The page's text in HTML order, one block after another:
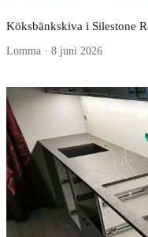
Köksbänkskiva i Silestone
Lomma · 8 juni 2026